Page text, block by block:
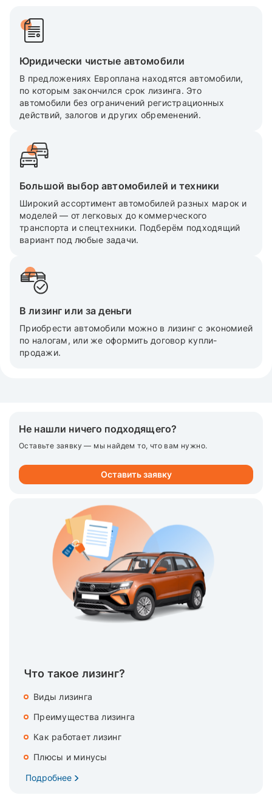
Юридически чистые автомобили
В предложениях Европлана находятся автомобили,
по которым закончился срок лизинга. Это
автомобили без ограничений регистрационных
действий, залогов и других обременений.
Большой выбор автомобилей и техники
Широкий ассортимент автомобилей разных марок и
моделей — от легковых до коммерческого
транспорта и спецтехники. Подберём подходящий
вариант под любые задачи.
В лизинг или за деньги
Приобрести автомобили можно в лизинг с экономией
по налогам, или же оформить договор купли-
продажи.
Не нашли ничего подходящего?
Оставьте заявку — мы найдем то, что вам нужно.
Оставить заявку
Что такое лизинг?
Виды лизинга
Преимущества лизинга
Как работает лизинг
Плюсы и минусы
Подробнее